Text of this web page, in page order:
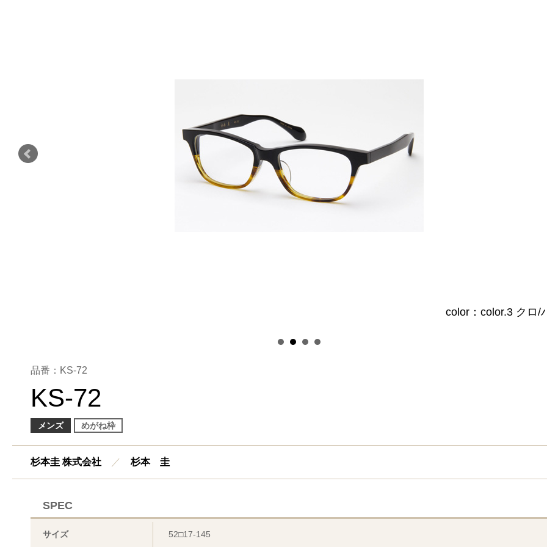
color：color.3 クロ/
品番：KS-72
KS-72
メンズ めがね枠
杉本圭 株式会社 ／ 杉本 圭
SPEC
サイズ 52□17-145